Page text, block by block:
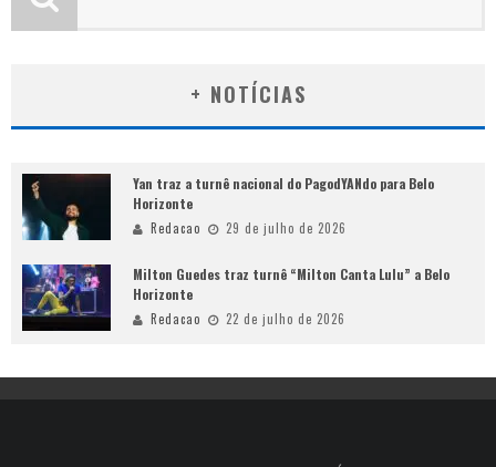
+ NOTÍCIAS
Yan traz a turnê nacional do PagodYANdo para Belo
Horizonte
Redacao 29 de julho de 2026
Milton Guedes traz turnê “Milton Canta Lulu” a Belo
Horizonte
Redacao 22 de julho de 2026